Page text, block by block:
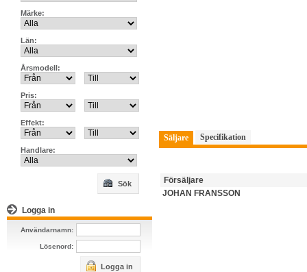
Märke:
Län:
Årsmodell:
Pris:
Effekt:
Handlare:
Sök
Logga in
Användarnamn:
Lösenord:
Logga in
Säljare Specifikation
Försäljare
JOHAN FRANSSON